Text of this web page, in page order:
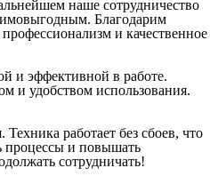
наше сотрудничество
Благодарим
и качественное
и эффективной в работе.
и удобством использования.
работает без сбоев, что
процессы и повышать
сотрудничать!